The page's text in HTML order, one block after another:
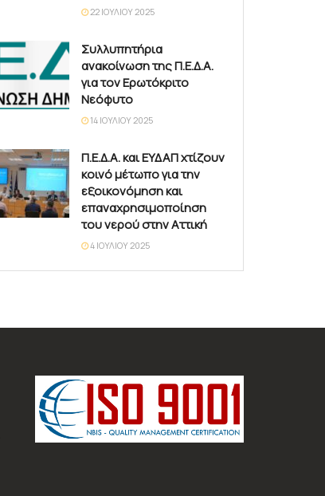
22 ΙΟΥΛΊΟΥ 2025
Συλλυπητήρια
ανακοίνωση της Π.Ε.Δ.Α.
για τον Ερωτόκριτο
Νεόφυτο
14 ΙΟΥΛΊΟΥ 2025
Π.Ε.Δ.Α. και ΕΥΔΑΠ χτίζουν
κοινό μέτωπο για την
εξοικονόμηση και
επαναχρησιμοποίηση
του νερού στην Αττική
4 ΙΟΥΛΊΟΥ 2025